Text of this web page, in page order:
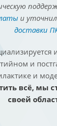
и
доставки
и
и
всё, мы
своей